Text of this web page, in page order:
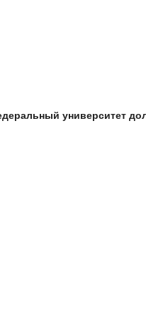
университет